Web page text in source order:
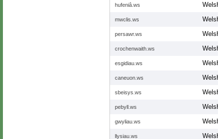
hufeniâ.ws
mwclis.ws
persawr.ws
crochenwaith.ws
esgidiau.ws
caneuon.ws
sbeisys.ws
pebyll.ws
gwyliau.ws
llysiau.ws